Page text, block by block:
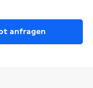
anfragen